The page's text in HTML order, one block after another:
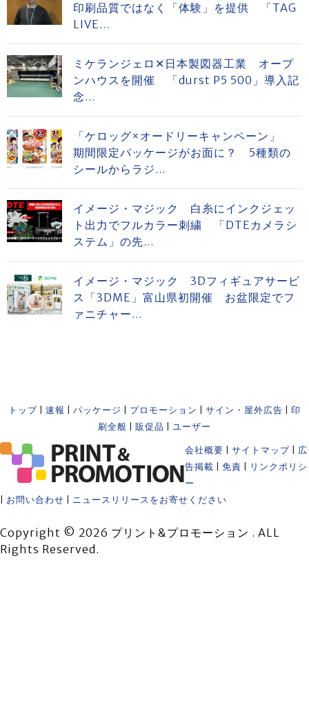
印刷品質ではなく「体験」を提供 「TAG
LIVE...
ミケランジェロ✕日本製図器工業 オープ
ンハウスを開催 「durst P5 500」導入記
念...
「ケロッグ×オードリーキャンペーン」
期間限定パッケージがお面に？ 5種類の
シールからラジ...
イメージ・マジック 白糸にインクジェッ
ト出力でフルカラー刺繍 「DTEカメラシ
ステム」の先...
イメージ・マジック 3Dフィギュアサービ
ス「3DME」富山県初開催 お盆限定でフ
ァニチャー...
トップ 速報 パッケージ プロモーション サイン・屋外広告
印
刷全般
販促品 ユーザー
会社概要 サイトマップ
広
告掲載
免責
リンクポリシ
ー
お問い合わせ ニュースリリースをお寄せください
Copyright © 2026 プリント&プロモーション . ALL
Rights Reserved.